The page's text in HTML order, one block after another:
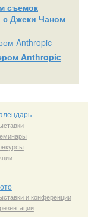
съемок
с Джеки Чаном
Anthropic
и конференции